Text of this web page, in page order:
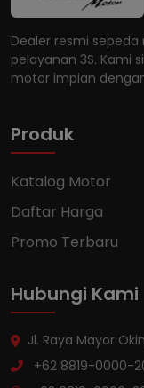
Dealer resmi
pelayanan 3S. Kami
motor impian
Produk
Katalog Motor
Daftar Harga
Promo Terbaru
Hubungi Kami
Jl. Raya Mayor
+62 8819-0000-